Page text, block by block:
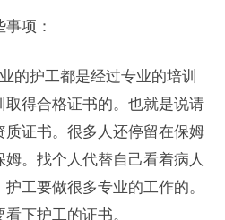
项：
护工都是经过专业的培训
取得合格证书的。也就是说请
证书。很多人还停留在保姆
。找个人代替自己看着病人
工要做很多专业的工作的。
下护工的证书。